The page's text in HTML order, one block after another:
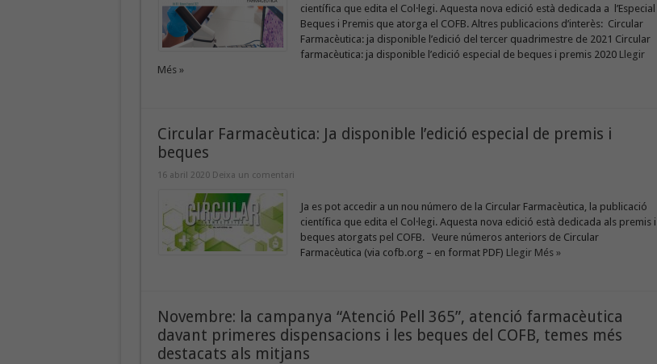
científica que edita el Col·legi. Aquesta nova edició està dedicada a l’Especial
Beques i Premis que atorga el COFB. Altres publicacions d’interès: Circular
Farmacèutica: ja disponible l’edició del tercer quadrimestre de 2021 Circular
farmacèutica: ja disponible l’edició especial de beques i premis 2020 Llegir
Més »
Circular Farmacèutica: Ja disponible l’edició especial de premis i
beques
16 abril 2020 Deixa un comentari
Ja es pot accedir a un nou número de la Circular Farmacèutica, la publicació
científica que edita el Col·legi. Aquesta nova edició està dedicada als premis i
beques atorgats pel COFB. Veure números anteriors de Circular
Farmacèutica (via cofb.org – en format PDF) Llegir Més »
Novembre: la campanya “Atenció Pell 365”, atenció farmacèutica
davant primeres dispensacions i les beques del COFB, temes més
destacats als mitjans